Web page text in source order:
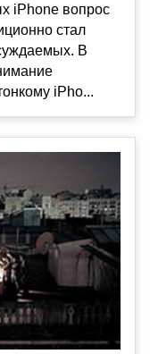
iPhone вопрос
стал
В
iPho...